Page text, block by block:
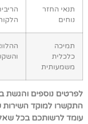
תנאי החזר
נוחים
תמיכה
כלכלית
משמעותית
לפרטים נוספים והגשת
עומד לרשותכם בכל